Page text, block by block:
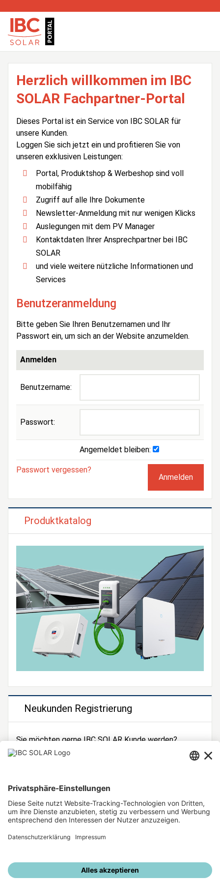
Herzlich willkommen im IBC
SOLAR Fachpartner-Portal
Dieses Portal ist ein Service von IBC SOLAR für
unsere Kunden.
Loggen Sie sich jetzt ein und profitieren Sie von
unseren exklusiven Leistungen:
Portal, Produktshop & Werbeshop sind voll
mobilfähig
Zugriff auf alle Ihre Dokumente
Newsletter-Anmeldung mit nur wenigen Klicks
Auslegungen mit dem PV Manager
Kontaktdaten Ihrer Ansprechpartner bei IBC
SOLAR
und viele weitere nützliche Informationen und
Services
Benutzeranmeldung
Bitte geben Sie Ihren Benutzernamen und Ihr
Passwort ein, um sich an der Website anzumelden.
Anmelden
Benutzername:
Passwort:
Angemeldet bleiben:
Passwort vergessen?
Produktkatalog
Neukunden Registrierung
Sie möchten gerne IBC SOLAR Kunde werden?
Dann registrieren Sie sich jetzt!
Unsere weiteren Angebote
IBC SOLAR Webseite